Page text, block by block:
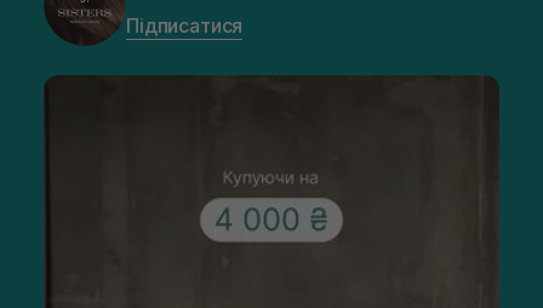
Підписатися